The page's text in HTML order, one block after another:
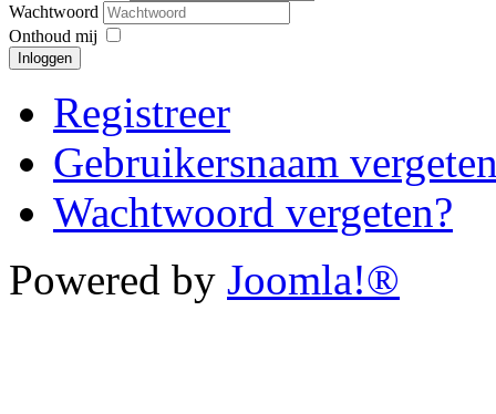
Wachtwoord
Onthoud mij
Inloggen
Registreer
Gebruikersnaam
Wachtwoord vergeten?
Powered by Joomla!®